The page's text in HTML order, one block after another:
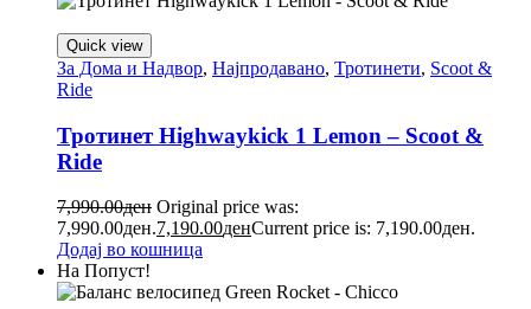
Quick view
За Дома и Надвор, Најпродавано, Тротинети, Scoot &
Ride
Тротинет Highwaykick 1 Lemon – Scoot &
Ride
7,990.00ден Original price was:
7,990.00ден.7,190.00денCurrent price is: 7,190.00ден.
Додај во кошница
На Попуст!